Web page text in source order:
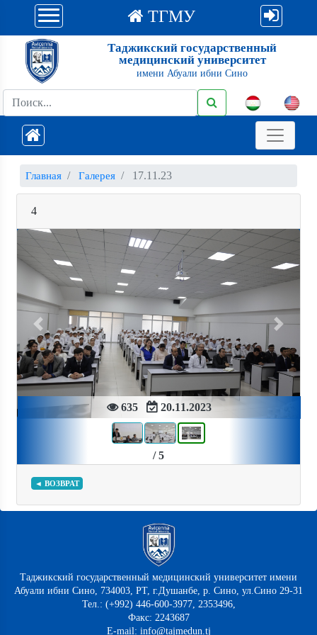
ТГМУ
Таджикский государственный
медицинский университет
имени Абуали ибни Сино
Главная Галерея 17.11.23
4
635 20.11.2023
Previous Next
/ 5
◄ ВОЗВРАТ
Таджикский государственный медицинский университет имени
Абуали ибни Сино, 734003, РТ, г.Душанбе, р. Сино, ул.Сино 29-31
Тел.: (+992) 446-600-3977, 2353496,
Факс: 2243687
E-mail: info@tajmedun.tj